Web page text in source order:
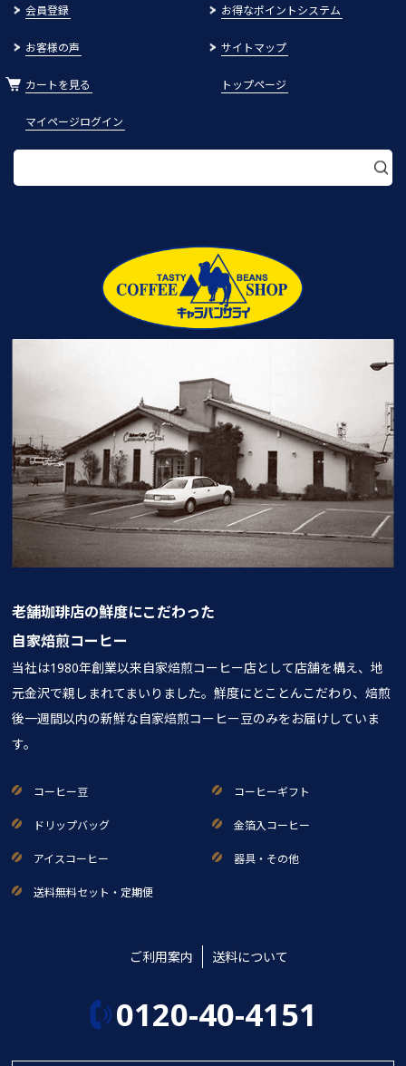
会員登録 お得なポイントシステム
お客様の声 サイトマップ
カートを見る トップページ
マイページログイン
老舗珈琲店の鮮度にこだわった
自家焙煎コーヒー
当社は1980年創業以来自家焙煎コーヒー店として店舗を構え、地
元金沢で親しまれてまいりました。鮮度にとことんこだわり、焙煎
後一週間以内の新鮮な自家焙煎コーヒー豆のみをお届けしていま
す。
コーヒー豆 コーヒーギフト
ドリップバッグ 金箔入コーヒー
アイスコーヒー 器具・その他
送料無料セット・定期便
ご利用案内 送料について
0120-40-4151